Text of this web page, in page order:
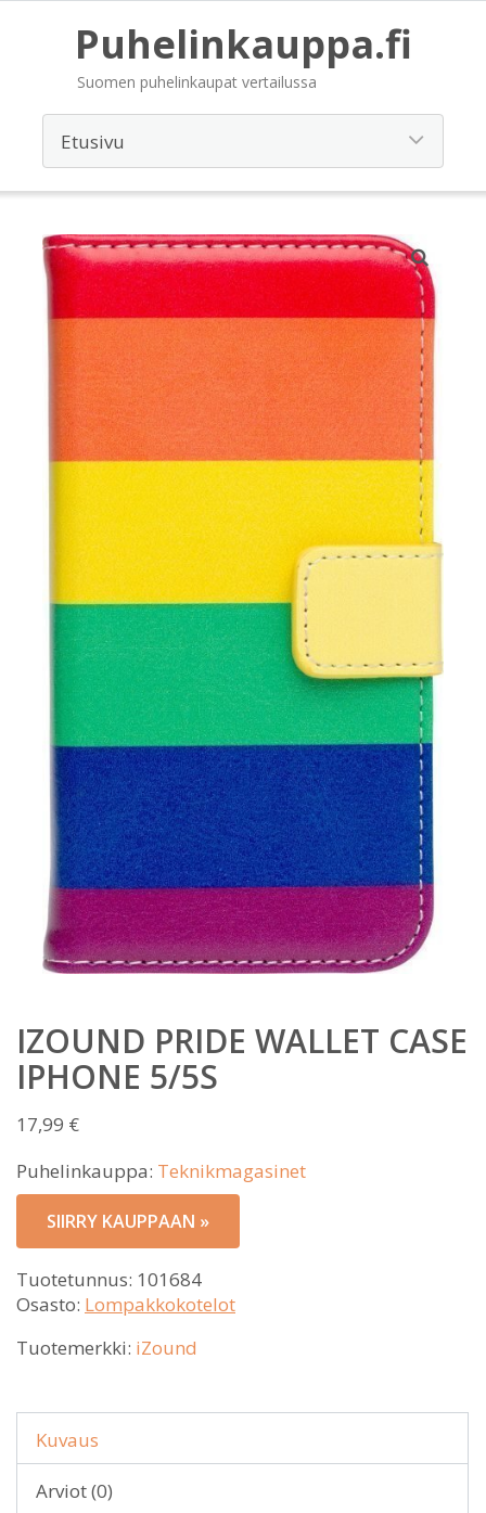
Puhelinkauppa.fi
Suomen puhelinkaupat vertailussa
IZOUND PRIDE WALLET CASE
IPHONE 5/5S
17,99 €
Puhelinkauppa: Teknikmagasinet
SIIRRY KAUPPAAN »
Tuotetunnus: 101684
Osasto: Lompakkokotelot
Tuotemerkki: iZound
Kuvaus
Arviot (0)